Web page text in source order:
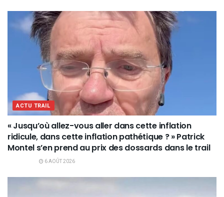
ACTU TRAIL
« Jusqu’où allez-vous aller dans cette inflation
ridicule, dans cette inflation pathétique ? » Patrick
Montel s’en prend au prix des dossards dans le trail
6 AOÛT 2026